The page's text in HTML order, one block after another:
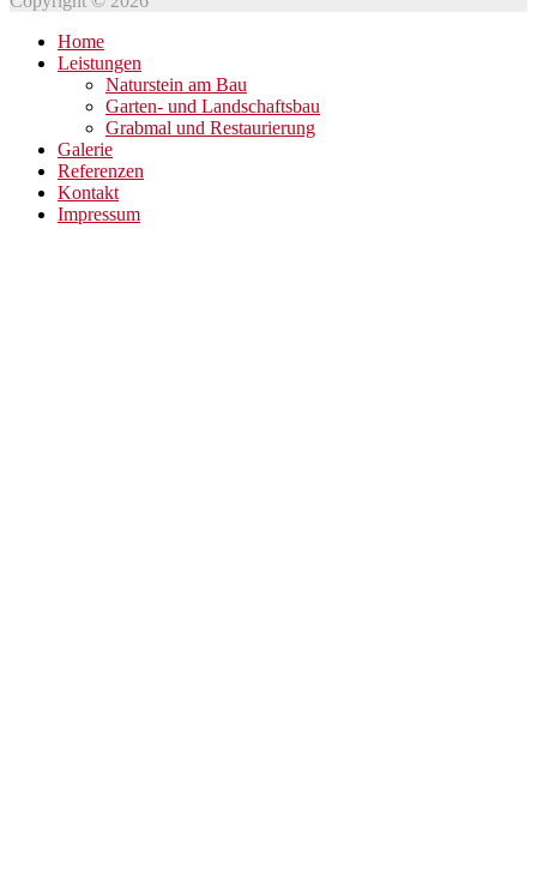
Home
Leistungen
Naturstein am Bau
Garten- und Landschaftsbau
Grabmal und Restaurierung
Galerie
Referenzen
Kontakt
Impressum